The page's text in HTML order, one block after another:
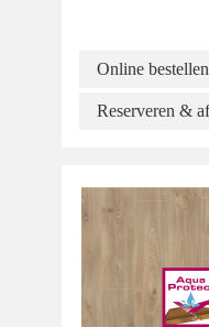
Online bestellen
Reserveren &